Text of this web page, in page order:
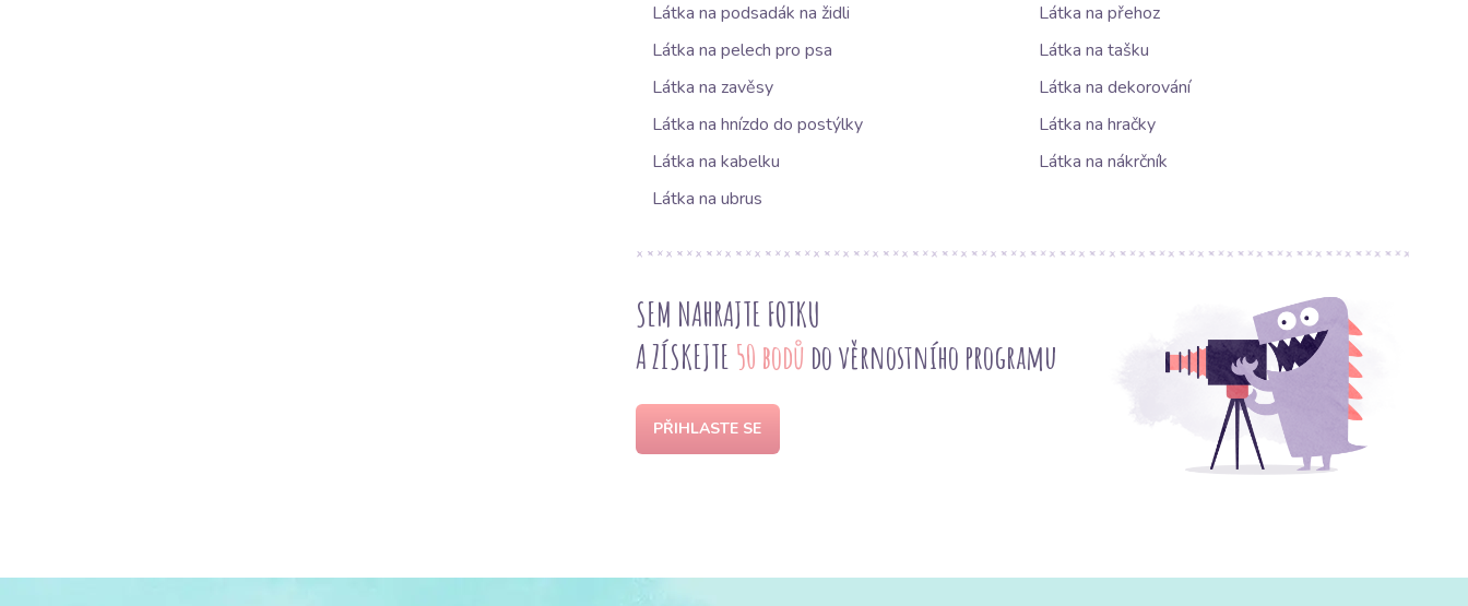
Látka na podsadák na židli
Látka na přehoz
Látka na pelech pro psa
Látka na tašku
Látka na zavěsy
Látka na dekorování
Látka na hnízdo do postýlky
Látka na hračky
Látka na kabelku
Látka na nákrčník
Látka na ubrus
SEM NAHRAJTE FOTKU
A ZÍSKEJTE 50 bodů do věrnostního programu
PŘIHLASTE SE